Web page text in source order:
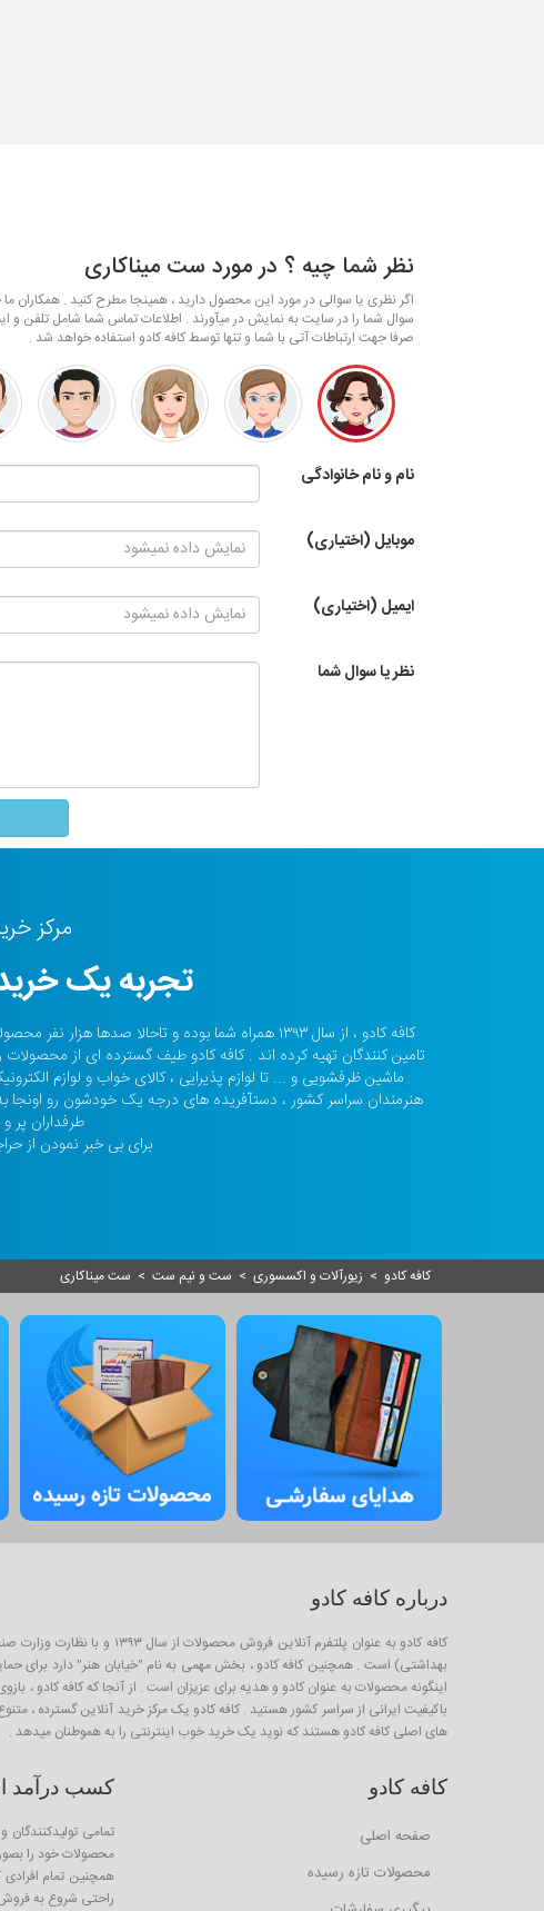
نظر شما چیه ؟ در مورد ست میناکاری
اگر نظری یا سوالی در مورد این محصول دارید ، همینجا مطرح کنید . همکاران ما
سوال شما را در سایت به نمایش در میآورند . اطلاعات تماس شما شامل تلفن و
صرفا جهت ارتباطات آتی با شما و تنها توسط کافه کادو استفاده خواهد شد .
نام و نام خانوادگی
موبایل (اختیاری)
ایمیل (اختیاری)
نظر یا سوال شما
مرکز
تجربه یک
کافه کادو ، از سال ۱۳۹۳ همراه شما بوده و تاحالا
تامین کنندگان تهیه کرده اند . کافه کادو طیف گسترده ای از
ماشین ظرفشویی و ... تا لوازم پذیرایی ، کالای خواب و لوازم
هنرمندان سراسر کشور ، دستآفریده های درجه یک خودشون رو اونجا
طرفداران
برای بی خبر نمودن از
کافه کادو > زیورآلات و اکسسوری > ست و نیم ست > ست میناکاری
درباره کافه کادو
کافه کادو به عنوان
بهداشتی) است . همچنین کافه کادو ، بخش مهمی به نام "خیابان هنر" دارد برای
باکیفیت ایرانی از سراسر کشور هستید . کافه کادو یک مرکز خرید آنلاین گسترده ،
های اصلی کافه کادو هستند که نوید یک خرید خوب اینترنتی را به هموطنان میدهد .
کافه کادو
صفحه اصلی
محصولات تازه رسیده
کسب درآمد
تمامی تولیدکنندگان
محصولات خود را
همچنین تمام افرادی
راحتی شروع به